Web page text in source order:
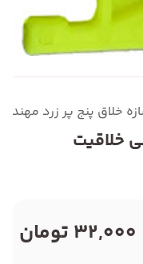
خلاق پنج پر زرد
خلاقیت
32,000 تومان